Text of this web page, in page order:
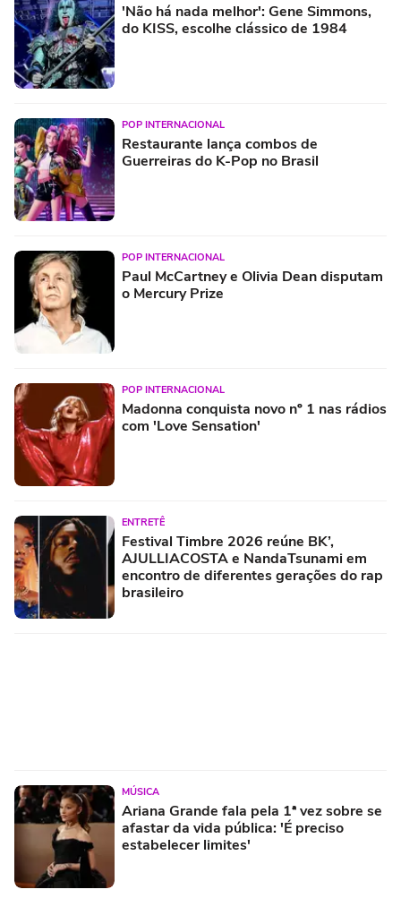
'Não há nada melhor': Gene Simmons,
do KISS, escolhe clássico de 1984
POP INTERNACIONAL
Restaurante lança combos de
Guerreiras do K-Pop no Brasil
POP INTERNACIONAL
Paul McCartney e Olivia Dean disputam
o Mercury Prize
POP INTERNACIONAL
Madonna conquista novo nº 1 nas rádios
com 'Love Sensation'
ENTRETÊ
Festival Timbre 2026 reúne BK’,
AJULLIACOSTA e NandaTsunami em
encontro de diferentes gerações do rap
brasileiro
MÚSICA
Ariana Grande fala pela 1ª vez sobre se
afastar da vida pública: 'É preciso
estabelecer limites'